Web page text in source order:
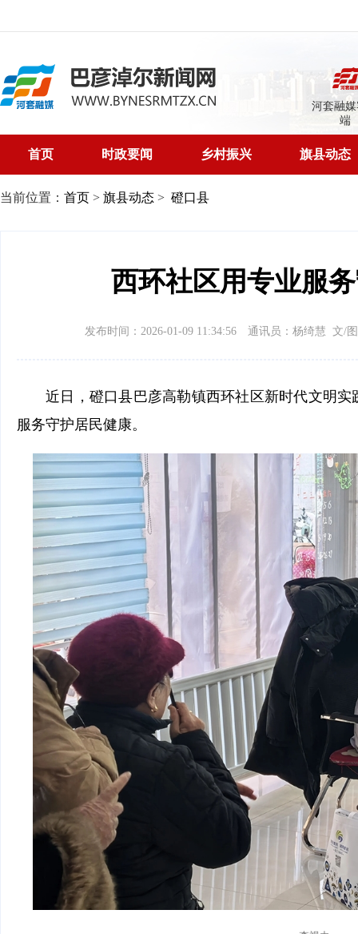
河套融
端
首页 时政要闻 乡村振兴 旗县动态
当前位置： 首页 > 旗县动态 > 磴口县
西环社区用专业服
发布时间：2026-01-09 11:34:56 通讯员：杨绮慧 文/图
近日，磴口县巴彦高勒镇西环社区新时代文明
服务守护居民健康。